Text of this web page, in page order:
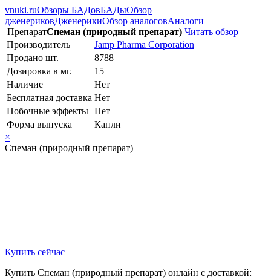
vnuki.ruОбзоры БАДовБАДыОбзор
дженериковДженерикиОбзор аналоговАналоги
ПрепаратСпеман (природный препарат) Читать обзор
Производитель
Jamp Pharma Corporation
Продано шт.
8788
Дозировка в мг.
15
Наличие
Нет
Бесплатная доставка Нет
Побочные эффекты Нет
Форма выпуска
Капли
×
Спеман (природный препарат)
Купить сейчас
Купить Спеман (природный препарат) онлайн с доставкой: